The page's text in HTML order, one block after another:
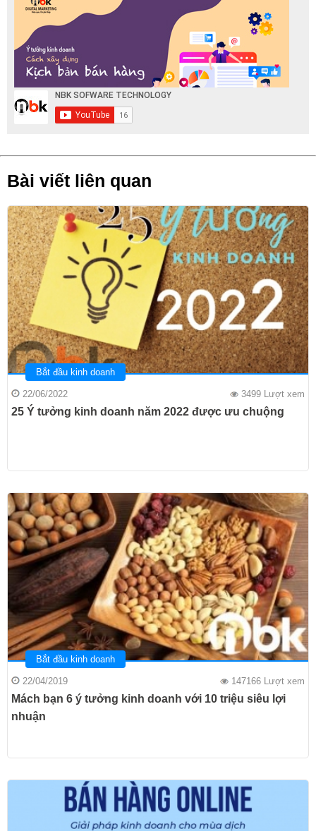
Bài viết liên quan
Bắt đầu kinh doanh
22/06/2022 3499 Lượt xem
25 Ý tưởng kinh doanh năm 2022 được ưu chuộng
Bắt đầu kinh doanh
22/04/2019 147166 Lượt xem
Mách bạn 6 ý tưởng kinh doanh với 10 triệu siêu lợi
nhuận